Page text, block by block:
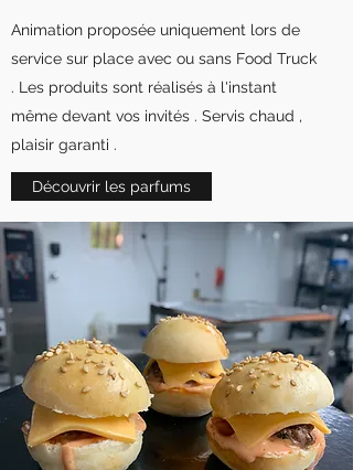
Animation proposée uniquement lors de
service sur place avec ou sans Food Truck
. Les produits sont réalisés à l'instant
même devant vos invités . Servis chaud ,
plaisir garanti .
Découvrir les parfums